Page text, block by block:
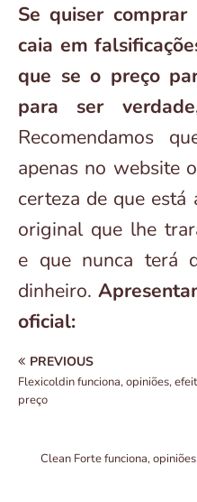
Se quiser
caia em
que se o preço
para ser
Recomendamos
apenas no website
certeza de que está
original que lhe
e que nunca terá
dinheiro.
oficial:
PREVIOUS
Flexicoldin funciona, opiniões,
preço
Clean Forte funciona,